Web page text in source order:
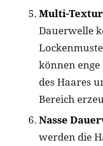
Multi-
Dauerwelle
können
des Haares
Bereich
Nasse
werden die